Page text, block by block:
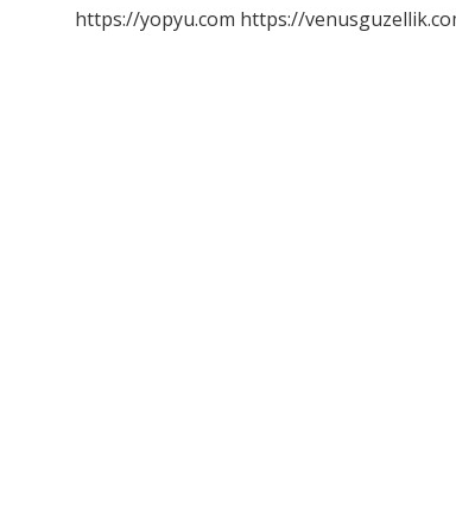
https://yopyu.com https://